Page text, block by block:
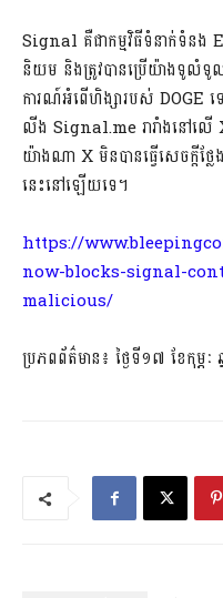
Signal គឺជាកម្មវិធីទំនាក់ទំ
និយម និងត្រូវបានប្រើយ៉ាងទូលំ
ការណ៍អំពើហិង្សារបស់ DOGE ទៅ
លីង Signal.me រារាំងនៅលើ
យ៉ាងណា X មិនបានធ្វើសេចក្តីថ្ល
នេះនៅឡើយទេ។
https://
now-blocks-signal-
malicious/
ប្រភពព័ត៌មាន៖ ថ្ងៃទី១៧ ខែកុម្ភៈ